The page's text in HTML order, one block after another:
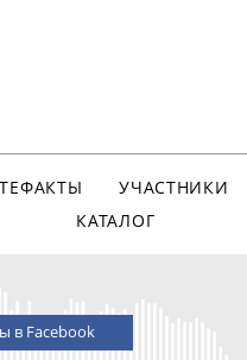
УЧАСТНИКИ
КАТАЛОГ
в Facebook